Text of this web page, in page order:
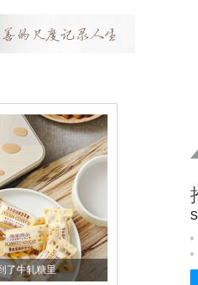
牛轧糖里 被列入佛家七宝的